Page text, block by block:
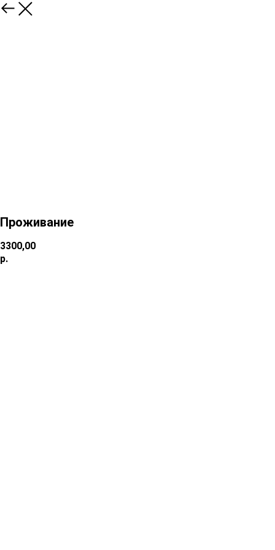
Проживание
3300,00
р.